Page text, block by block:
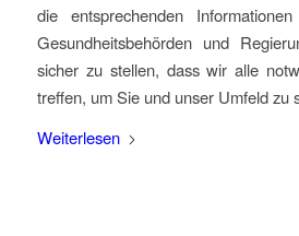
die entsprechenden
Gesundheitsbehörden und
sicher zu stellen, dass wir alle
treffen, um Sie und unser Umfeld zu
Weiterlesen